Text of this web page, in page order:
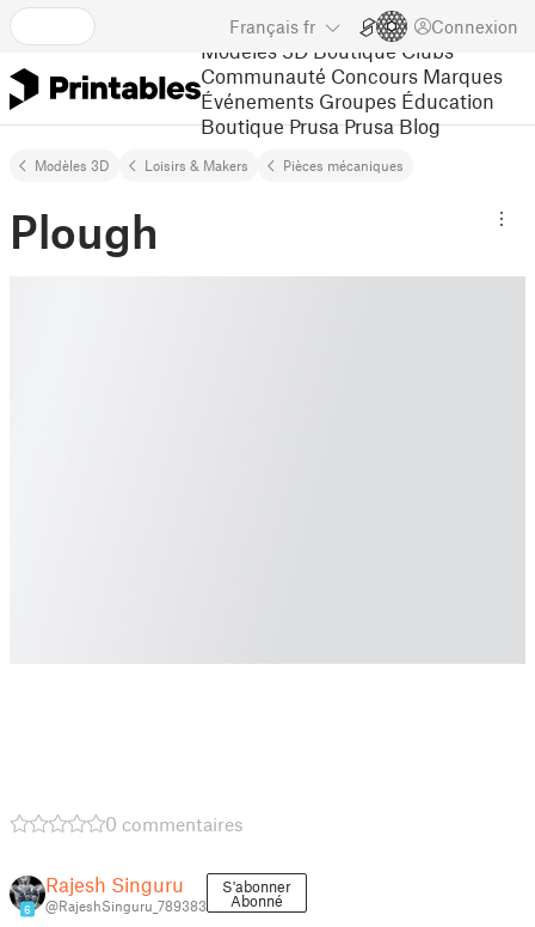
Français fr Connexion
Modèles 3D Boutique Clubs
Communauté Concours Marques
Événements Groupes Éducation
Boutique Prusa Prusa Blog
Modèles 3D Loisirs & Makers Pièces mécaniques
Plough
0 commentaires
6
Rajesh Singuru
@RajeshSinguru_789383
S'abonner
Abonné